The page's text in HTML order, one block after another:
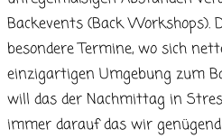
Backevents (Back Workshops).
besondere Termine, wo sich
einzigartigen Umgebung zum
will das der Nachmittag in
immer darauf das wir